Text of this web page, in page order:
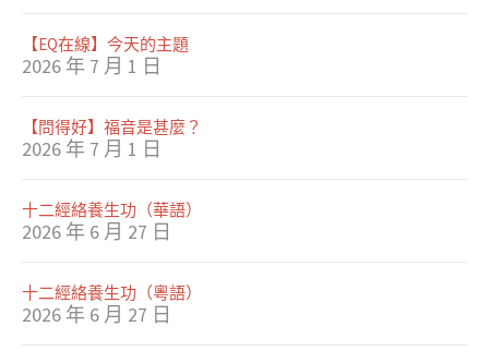
【EQ在線】今天的主題
2026 年 7 月 1 日
【問得好】福音是甚麼？
2026 年 7 月 1 日
十二經絡養生功（華語）
2026 年 6 月 27 日
十二經絡養生功（粵語）
2026 年 6 月 27 日